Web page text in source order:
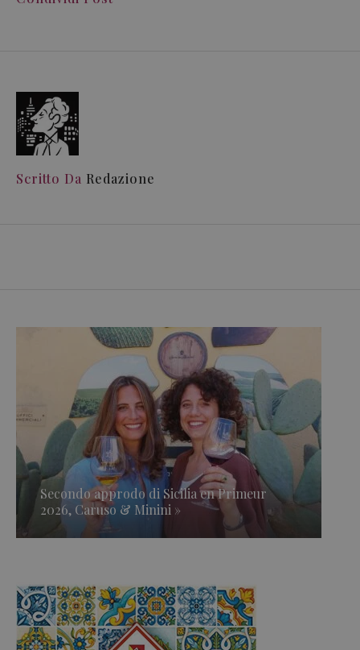
Scritto Da Redazione
Secondo approdo di Sicilia en Primeur
2026, Caruso & Minini »